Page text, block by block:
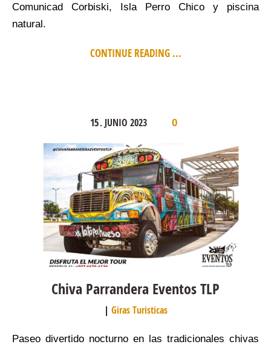
Comunicad Corbiski, Isla Perro Chico y piscina
natural.
CONTINUE READING ...
15. JUNIO 2023 0
Chiva Parrandera Eventos TLP
Giras Turisticas
Paseo divertido nocturno en las tradicionales chivas